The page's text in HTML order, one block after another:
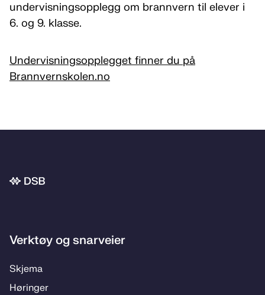
undervisningsopplegg om brannvern til elever i
6. og 9. klasse.
Undervisningsopplegget finner du på
Brannvernskolen.no
Bunnområde
Verktøy og snarveier
Skje­­ma
Hø­rin­­ger